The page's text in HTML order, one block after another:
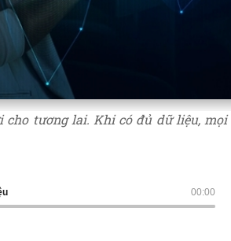
cho tương lai. Khi có đủ dữ liệu,
00:00